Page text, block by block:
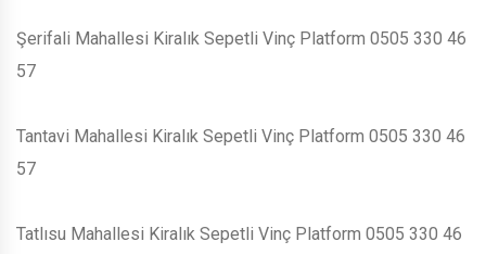
Şerifali Mahallesi Kiralık Sepetli Vinç Platform 0505 330 46
57
Tantavi Mahallesi Kiralık Sepetli Vinç Platform 0505 330 46
57
Tatlısu Mahallesi Kiralık Sepetli Vinç Platform 0505 330 46